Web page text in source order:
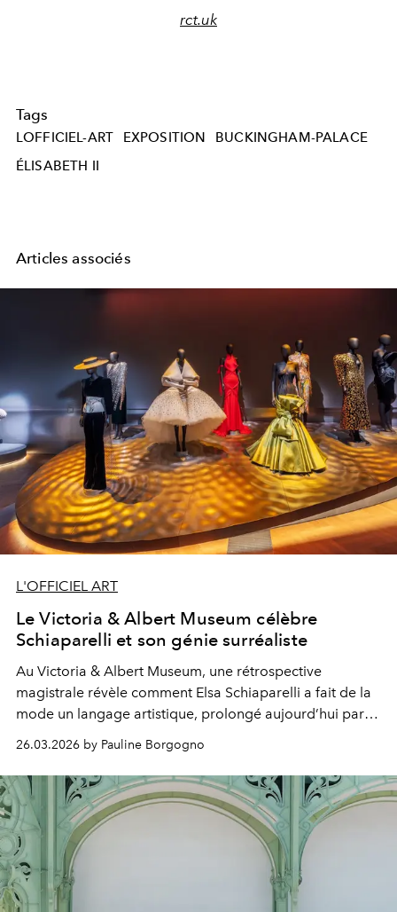
rct.uk
Tags
LOFFICIEL-ART EXPOSITION
BUCKINGHAM-PALACE
ÉLISABETH II
Articles associés
L'OFFICIEL ART
Le Victoria & Albert Museum célèbre
Schiaparelli et son génie surréaliste
Au Victoria & Albert Museum, une rétrospective
magistrale révèle comment Elsa Schiaparelli a fait de la
mode un langage artistique, prolongé aujourd’hui par
Daniel Roseberry.
26.03.2026 by Pauline Borgogno